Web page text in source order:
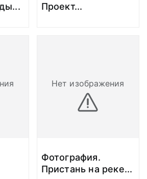
...
Проект...
Нет изображения
Фотография.
Пристань на реке...